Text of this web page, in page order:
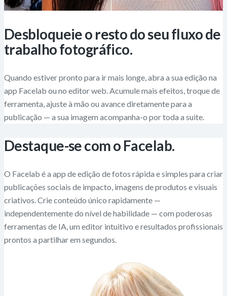
Desbloqueie o resto do seu fluxo de
trabalho fotográfico.
Quando estiver pronto para ir mais longe, abra a sua edição na
app Facelab ou no editor web. Acumule mais efeitos, troque de
ferramenta, ajuste à mão ou avance diretamente para a
publicação — a sua imagem acompanha-o por toda a suite.
Destaque-se com o Facelab.
O Facelab é a app de edição de fotos rápida e simples para criar
publicações sociais de impacto, imagens de produtos e visuais
criativos. Crie conteúdo único rapidamente —
independentemente do nível de habilidade — com poderosas
ferramentas de IA, um editor intuitivo e resultados profissionais
prontos a partilhar em segundos.